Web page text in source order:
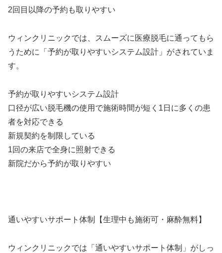
2回目以降の予約も取りやすい
ウィンクリニックでは、スムーズに医療脱毛に通ってもら
うために「予約が取りやすいシステム設計」がされていま
す。
予約が取りやすいシステム設計
口径が広い脱毛機の使用で施術時間が短く1日に多くの患
者を対応できる
新規契約を制限している
1回の来店で全身に照射できる
新院だから予約が取りやすい
通いやすいサポート体制【生理中も施術可・麻酔無料】
ウィンクリニックでは「通いやすいサポート体制」がしっ